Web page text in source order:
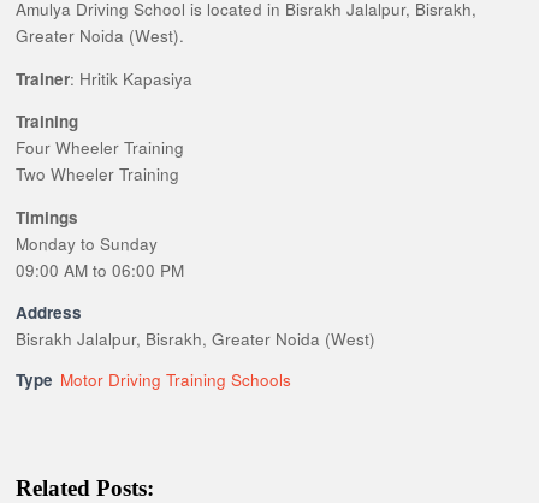
Amulya Driving School is located in Bisrakh Jalalpur, Bisrakh,
Greater Noida (West).
Trainer: Hritik Kapasiya
Training
Four Wheeler Training
Two Wheeler Training
Timings
Monday to Sunday
09:00 AM to 06:00 PM
Address
Bisrakh Jalalpur, Bisrakh, Greater Noida (West)
Type Motor Driving Training Schools
Related Posts: